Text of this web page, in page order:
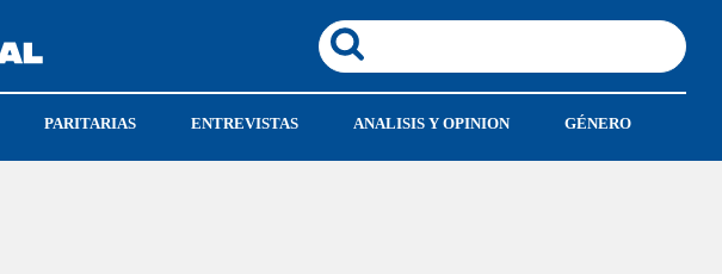
PARITARIAS ENTREVISTAS ANALISIS Y OPINION GÉNERO